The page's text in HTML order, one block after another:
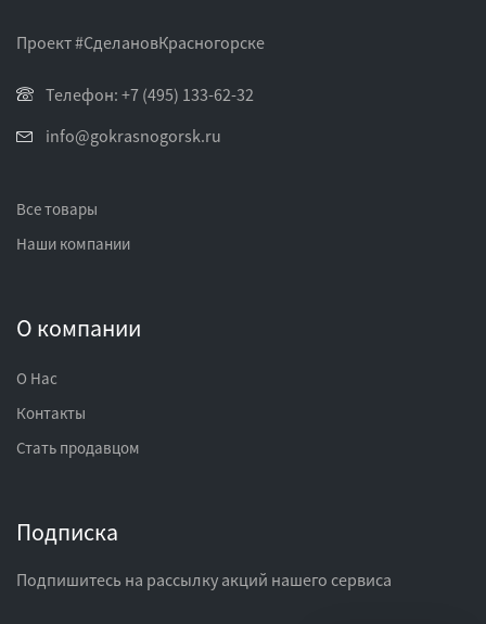
Проект #СделановКрасногорске
Телефон: +7 (495) 133-62-32
info@gokrasnogorsk.ru
Все товары
Наши компании
О компании
О Нас
Контакты
Стать продавцом
Подписка
Подпишитесь на рассылку акций нашего сервиса